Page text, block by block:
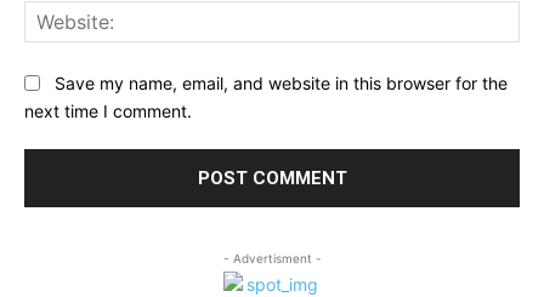
Save my name, email, and website in this browser for the
next time I comment.
- Advertisment -